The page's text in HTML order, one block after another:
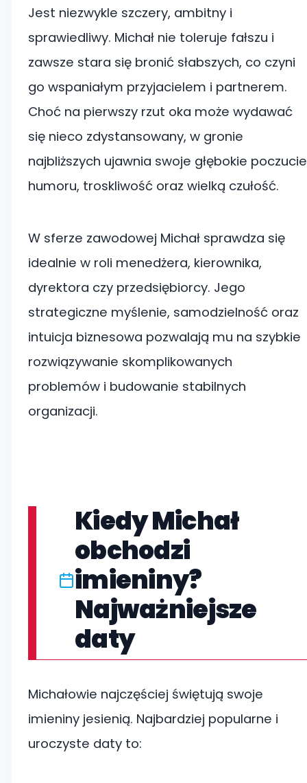
Jest niezwykle szczery, ambitny i
sprawiedliwy. Michał nie toleruje fałszu i
zawsze stara się bronić słabszych, co czyni
go wspaniałym przyjacielem i partnerem.
Choć na pierwszy rzut oka może wydawać
się nieco zdystansowany, w gronie
najbliższych ujawnia swoje głębokie poczucie
humoru, troskliwość oraz wielką czułość.
W sferze zawodowej Michał sprawdza się
idealnie w roli menedżera, kierownika,
dyrektora czy przedsiębiorcy. Jego
strategiczne myślenie, samodzielność oraz
intuicja biznesowa pozwalają mu na szybkie
rozwiązywanie skomplikowanych
problemów i budowanie stabilnych
organizacji.
Kiedy Michał
obchodzi
imieniny?
Najważniejsze
daty
Michałowie najczęściej świętują swoje
imieniny jesienią. Najbardziej popularne i
uroczyste daty to: